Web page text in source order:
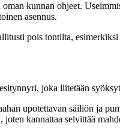
kunnan ohjeet.
asennus.
pois tontilta,
joka liitetään
upotettavan säiliön ja
kannattaa selvittää